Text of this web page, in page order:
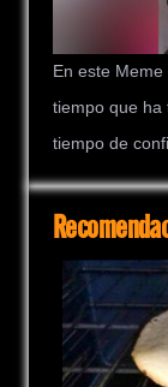
En este
tiempo que ha
tiempo de